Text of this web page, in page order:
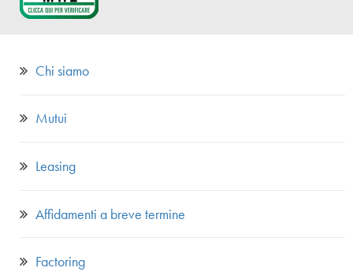
Chi siamo
Mutui
Leasing
Affidamenti a breve termine
Factoring